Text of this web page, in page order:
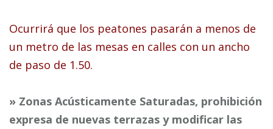
Ocurrirá que los peatones pasarán a menos de
un metro de las mesas en calles con un ancho
de paso de 1.50.
» Zonas Acústicamente Saturadas, prohibición
expresa de nuevas terrazas y modificar las